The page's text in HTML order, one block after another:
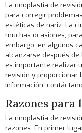
La rinoplastia de
para corregir
estéticas de nariz. La
muchas ocasiones,
embargo, en algunos
alcanzarse después
es importante realizar
revisión y proporcionar
información,
Razones para
La rinoplastia de
razones. En primer